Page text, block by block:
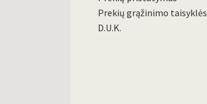
Prekių grąžinimo taisyklės
D.U.K.